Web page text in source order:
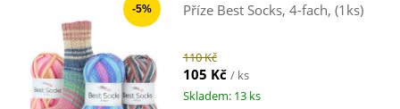
-5% Příze Best Socks, 4-fach, (1ks)
110 Kč
105 Kč / ks
Skladem: 13 ks